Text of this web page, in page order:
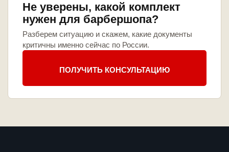
Не уверены, какой комплект
нужен для барбершопа?
Разберем ситуацию и скажем, какие документы
критичны именно сейчас по России.
ПОЛУЧИТЬ КОНСУЛЬТАЦИЮ